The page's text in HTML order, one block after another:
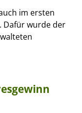
im ersten
Dafür wurde der